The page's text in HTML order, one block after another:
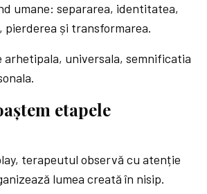
umane: separarea, identitatea,
și transformarea.
arhetipala, universala, semnificatia
etapele
terapeutul observă cu atenție
lumea creată în nisip.